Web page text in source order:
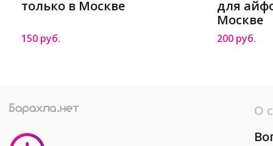
только в Москве
150 руб.
для
Москве
200 руб.
О